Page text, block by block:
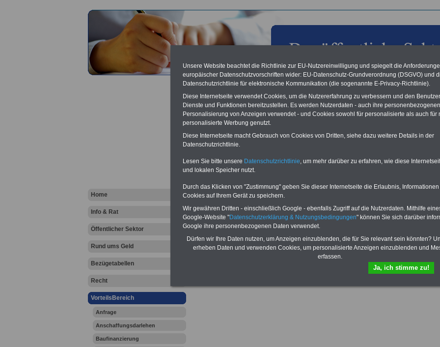
Home
Info & Rat
Öffentlicher Sektor
Rund ums Geld
Bezügetabellen
Recht
VorteilsBereich
Anfrage
Anschaffungsdarlehen
Baufinanzierung
Haftpflichtversicherung
Unsere Website beachtet die Richtlinie zur EU-Nutzereinwilligung und spiegelt die
europäischer Datenschutzvorschriften wider: EU-Datenschutz-Grundverordnung (DSGVO) und
Datenschutzrichtlinie für elektronische Kommunikation (die sogenannte E-Privacy-Richtlinie).
Diese Internetseite verwendet Cookies, um die Nutzererfahrung zu verbessern und den
Dienste und Funktionen bereitzustellen. Es werden Nutzerdaten - auch ihre
Personalisierung von Anzeigen verwendet - und Cookies sowohl für personalisierte als auch für
personalisierte Werbung genutzt.
Diese Internetseite macht Gebrauch von Cookies von Dritten, siehe dazu weitere Details in der
Datenschutzrichtlinie.
Lesen Sie bitte unsere Datenschutzrichtlinie, um mehr darüber zu erfahren, wie diese
und lokalen Speicher nutzt.
Durch das Klicken von "Zustimmung" geben Sie dieser Internetseite die Erlaubnis,
Cookies auf Ihrem Gerät zu speichern.
Wir gewähren Dritten - einschließlich Google - ebenfalls Zugriff auf die Nutzerdaten. Mithilfe
Google-Website "Datenschutzerklärung & Nutzungsbedingungen" können Sie sich darüber
Google ihre personenbezogenen Daten verwendet.
Dürfen wir Ihre Daten nutzen, um Anzeigen einzublenden, die für Sie relevant sein könnten?
erheben Daten und verwenden Cookies, um personalisierte Anzeigen einzublenden und
erfassen.
Ja, ich stimme zu!